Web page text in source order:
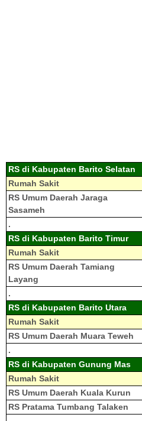
RS di Kabupaten Barito Selatan
Rumah Sakit
RS Umum Daerah Jaraga
Sasameh
.
RS di Kabupaten Barito Timur
Rumah Sakit
RS Umum Daerah Tamiang
Layang
.
RS di Kabupaten Barito Utara
Rumah Sakit
RS Umum Daerah Muara Teweh
.
RS di Kabupaten Gunung Mas
Rumah Sakit
RS Umum Daerah Kuala Kurun
RS Pratama Tumbang Talaken